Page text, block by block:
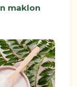
maklon